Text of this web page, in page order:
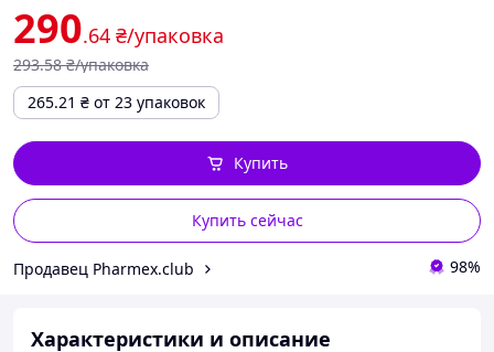
290.64 ₴/упаковка
293.58 ₴/упаковка
265.21 ₴ от 23 упаковок
Купить сейчас
Купить
Продавец Pharmex.club 98%
Характеристики и описание